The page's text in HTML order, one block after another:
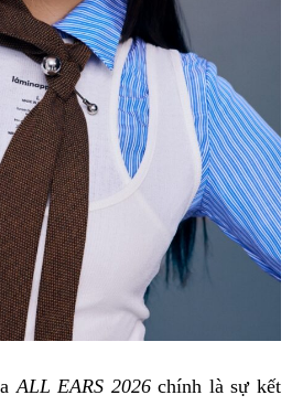
ALL EARS 2026chính là sự kết